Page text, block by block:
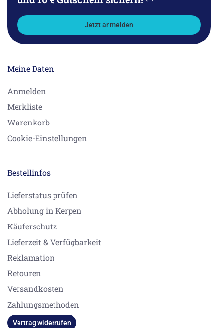
Jetzt anmelden
Meine Daten
Anmelden
Merkliste
Warenkorb
Cookie-Einstellungen
Bestellinfos
Lieferstatus prüfen
Abholung in Kerpen
Käuferschutz
Lieferzeit & Verfügbarkeit
Reklamation
Retouren
Versandkosten
Zahlungsmethoden
Vertrag widerrufen